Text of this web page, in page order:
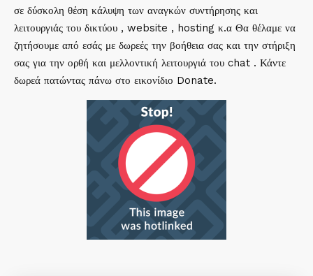
σε δύσκολη θέση κάλυψη των αναγκών συντήρησης και
λειτουργιάς του δικτύου , website , hosting κ.α Θα θέλαμε να
ζητήσουμε από εσάς με δωρεές την βοήθεια σας και την στήριξη
σας για την ορθή και μελλοντική λειτουργιά του chat . Κάντε
δωρεά πατώντας πάνω στο εικονίδιο Donate.